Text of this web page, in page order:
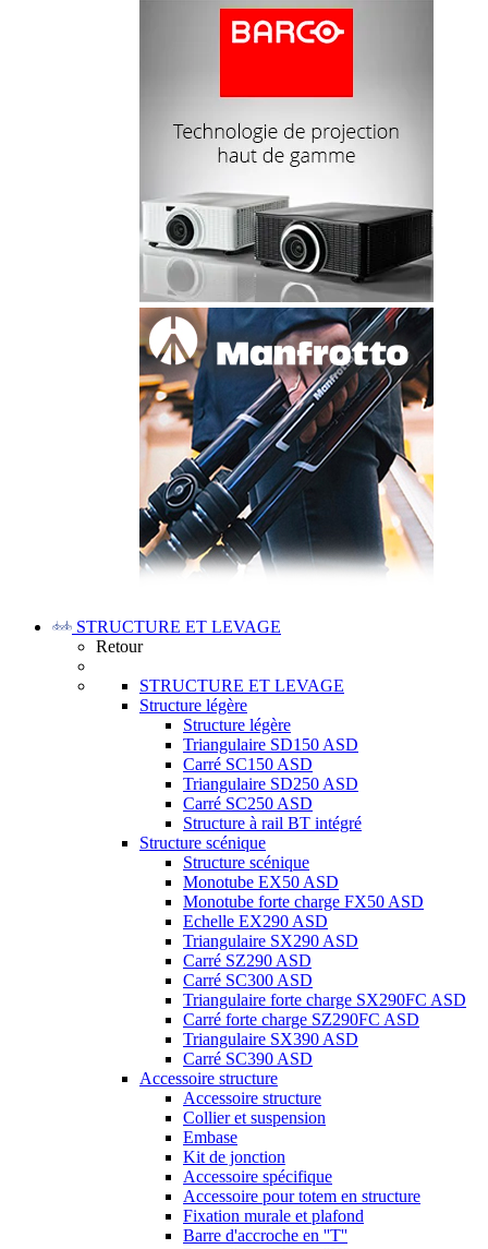
STRUCTURE ET LEVAGE
Retour
STRUCTURE ET LEVAGE
Structure légère
Structure légère
Triangulaire SD150 ASD
Carré SC150 ASD
Triangulaire SD250 ASD
Carré SC250 ASD
Structure à rail BT intégré
Structure scénique
Structure scénique
Monotube EX50 ASD
Monotube forte charge FX50 ASD
Echelle EX290 ASD
Triangulaire SX290 ASD
Carré SZ290 ASD
Carré SC300 ASD
Triangulaire forte charge SX290FC ASD
Carré forte charge SZ290FC ASD
Triangulaire SX390 ASD
Carré SC390 ASD
Accessoire structure
Accessoire structure
Collier et suspension
Embase
Kit de jonction
Accessoire spécifique
Accessoire pour totem en structure
Fixation murale et plafond
Barre d'accroche en ''T''